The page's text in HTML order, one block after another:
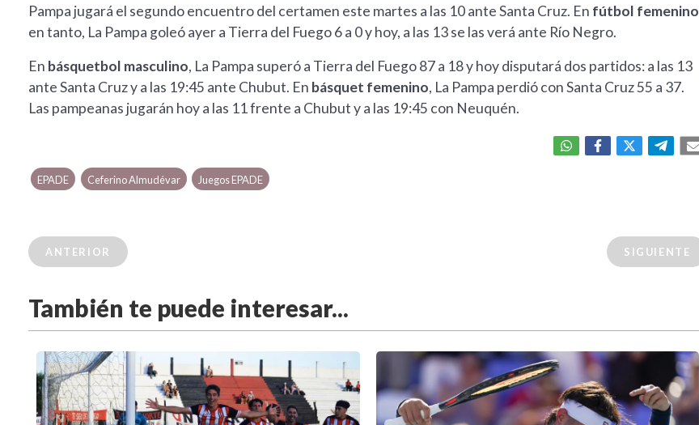
Pampa jugará el segundo encuentro del certamen este martes a las 10 ante Santa Cruz. En fútbol femenino
en tanto, La Pampa goleó ayer a Tierra del Fuego 6 a 0 y hoy, a las 13 se las verá ante Río Negro.
En básquetbol masculino, La Pampa superó a Tierra del Fuego 87 a 18 y hoy disputará dos partidos: a las 13
ante Santa Cruz y a las 19:45 ante Chubut. En básquet femenino, La Pampa perdió con Santa Cruz 55 a 37.
Las pampeanas jugarán hoy a las 11 frente a Chubut y a las 19:45 con Neuquén.
EPADE Ceferino Almudévar Juegos EPADE
ANTERIOR SIGUIENTE
También te puede interesar...